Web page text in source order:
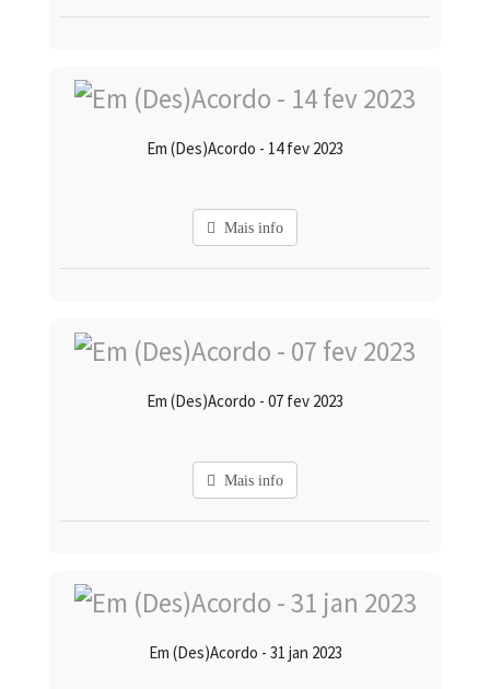
Em (Des)Acordo - 14 fev 2023
Mais info
Em (Des)Acordo - 07 fev 2023
Mais info
Em (Des)Acordo - 31 jan 2023